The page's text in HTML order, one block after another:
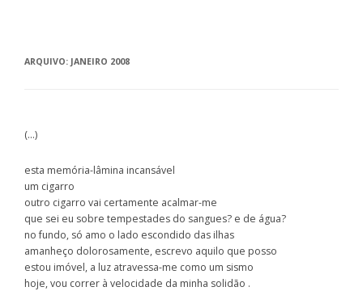
ARQUIVO: JANEIRO 2008
(…)
esta memória-lâmina incansável
um cigarro
outro cigarro vai certamente acalmar-me
que sei eu sobre tempestades do sangues? e de água?
no fundo, só amo o lado escondido das ilhas
amanheço dolorosamente, escrevo aquilo que posso
estou imóvel, a luz atravessa-me como um sismo
hoje, vou correr à velocidade da minha solidão .